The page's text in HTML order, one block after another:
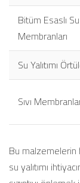
Bitüm Esaslı Su
Membranları
Su Yalıtımı
Sıvı
Bu malzemelerin
su yalıtımı